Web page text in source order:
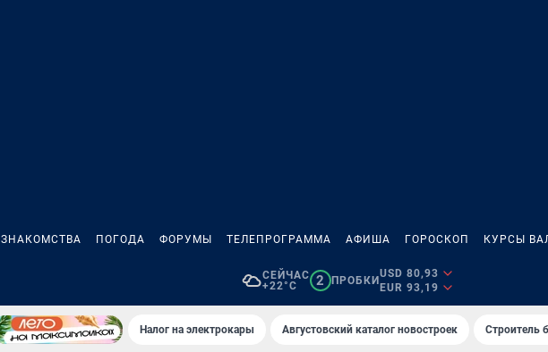
ЗНАКОМСТВА ПОГОДА ФОРУМЫ ТЕЛЕПРОГРАММА АФИША ГОРОСКОП КУРСЫ
СЕЙЧАС
+22°C
2 ПРОБКИ
USD 80,93
EUR 93,19
Налог на электрокары Августовский каталог новостроек Строитель